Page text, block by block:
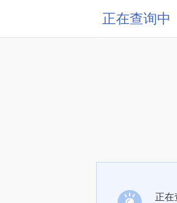
正在查询中
正在